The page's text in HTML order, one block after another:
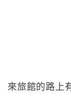
來旅館的路上